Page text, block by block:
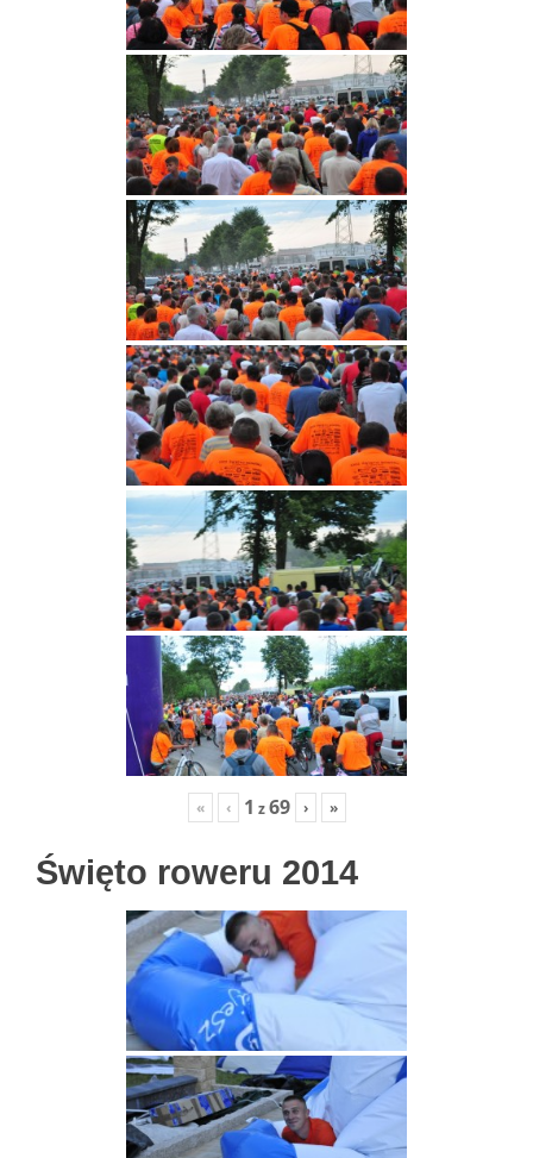
« ‹ 1 z69 › »
Święto roweru 2014